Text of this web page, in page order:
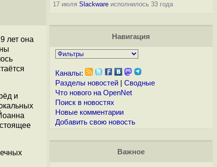
лет она
и
17 июля Slackwareисполнилось 33 года
Навигация
Каналы:
Разделы новостей| Сводные
Что нового на OpenNet
Поиск в новостях
Новые комментарии
Добавить свою новость
Важное